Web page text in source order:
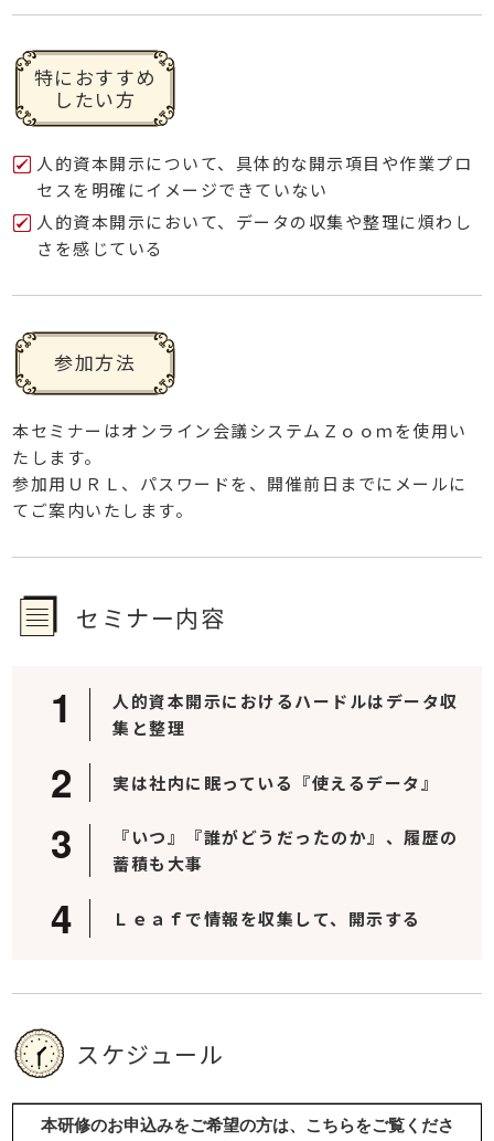
特におすすめ
したい方
人的資本開示について、具体的な開示項目や作業プロ
セスを明確にイメージできていない
人的資本開示において、データの収集や整理に煩わし
さを感じている
参加方法
本セミナーはオンライン会議システムＺｏｏｍを使用い
たします。
参加用ＵＲＬ、パスワードを、開催前日までにメールに
てご案内いたします。
セミナー内容
人的資本開示におけるハードルはデータ収
集と整理
実は社内に眠っている『使えるデータ』
『いつ』『誰がどうだったのか』、履歴の
蓄積も大事
Ｌｅａｆで情報を収集して、開示する
スケジュール